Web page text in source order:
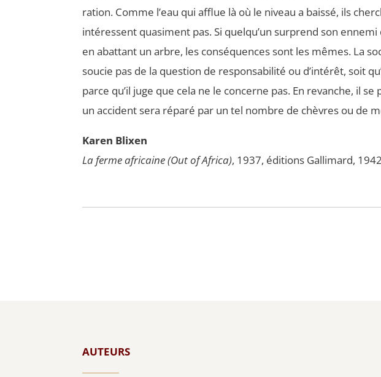
ra­tion. Comme l’eau qui afflue là où le niveau a bais­sé, ils
inté­ressent qua­si­ment pas. Si quelqu’un sur­prend son
en abat­tant un arbre, les consé­quences sont les mêmes. La
sou­cie pas de la ques­tion de res­pon­sa­bi­li­té ou d’intérêt, soit
parce qu’il juge que cela ne le concerne pas. En revanche, il
un acci­dent sera répa­ré par un tel nombre de chèvres ou de
Karen Blixen
La ferme afri­caine (Out of Afri­ca), 1937, édi­tions Gal­li­mard,
AUTEURS